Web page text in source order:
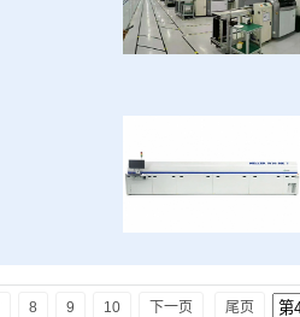
8 9 10 下一页 尾页